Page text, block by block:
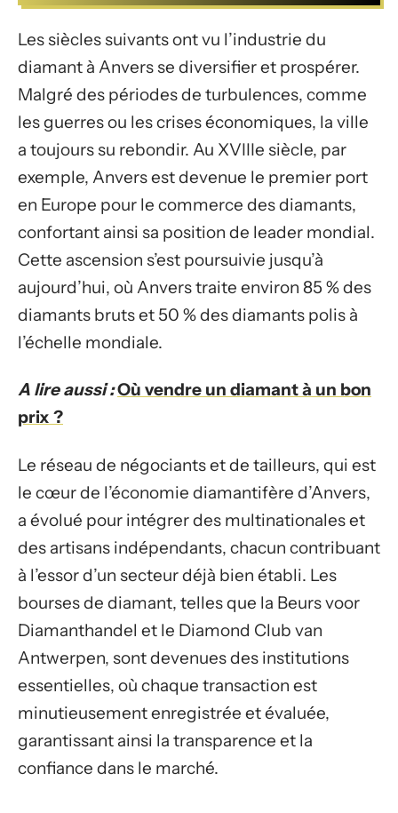
Les siècles suivants ont vu l’industrie du
diamant à Anvers se diversifier et prospérer.
Malgré des périodes de turbulences, comme
les guerres ou les crises économiques, la ville
a toujours su rebondir. Au XVIIIe siècle, par
exemple, Anvers est devenue le premier port
en Europe pour le commerce des diamants,
confortant ainsi sa position de leader mondial.
Cette ascension s’est poursuivie jusqu’à
aujourd’hui, où Anvers traite environ 85 % des
diamants bruts et 50 % des diamants polis à
l’échelle mondiale.
A lire aussi :Où vendre un diamant à un bon
prix ?
Le réseau de négociants et de tailleurs, qui est
le cœur de l’économie diamantifère d’Anvers,
a évolué pour intégrer des multinationales et
des artisans indépendants, chacun contribuant
à l’essor d’un secteur déjà bien établi. Les
bourses de diamant, telles que la Beurs voor
Diamanthandel et le Diamond Club van
Antwerpen, sont devenues des institutions
essentielles, où chaque transaction est
minutieusement enregistrée et évaluée,
garantissant ainsi la transparence et la
confiance dans le marché.